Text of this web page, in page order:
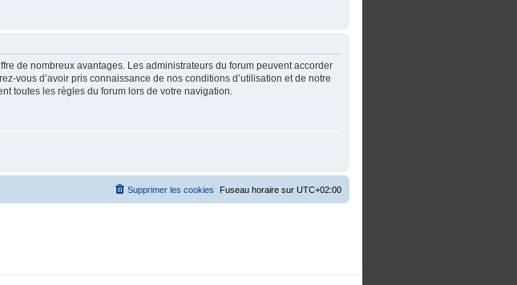
de nombreux avantages. Les administrateurs du forum peuvent accorder
vous d’avoir pris connaissance de nos conditions d’utilisation et de notre
toutes les règles du forum lors de votre navigation.
Fuseau horaire sur UTC+02:00
Supprimer les cookies